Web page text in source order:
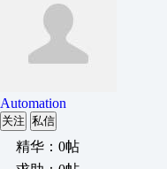
Automation
关注 私信
精华：0帖